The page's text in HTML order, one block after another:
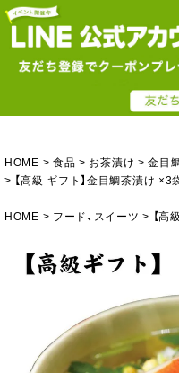
HOME 食品 お茶漬け
金目
【高級 ギフト】金目鯛茶漬け ×3
HOME フード、スイーツ 【高